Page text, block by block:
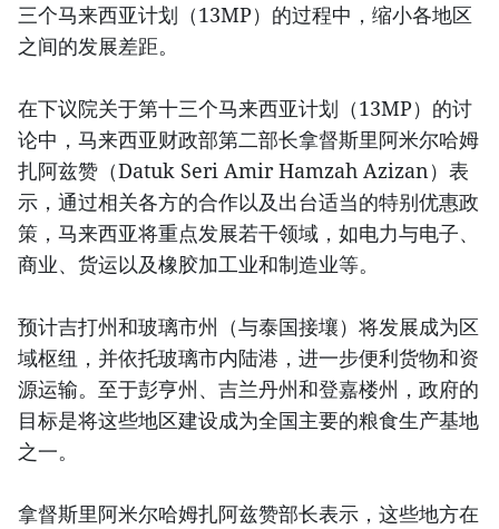
三个马来西亚计划（13MP）的过程中，缩小各地区
之间的发展差距。
在下议院关于第十三个马来西亚计划（13MP）的讨
论中，马来西亚财政部第二部长拿督斯里阿米尔哈姆
扎阿兹赞（Datuk Seri Amir Hamzah Azizan）表
示，通过相关各方的合作以及出台适当的特别优惠政
策，马来西亚将重点发展若干领域，如电力与电子、
商业、货运以及橡胶加工业和制造业等。
预计吉打州和玻璃市州（与泰国接壤）将发展成为区
域枢纽，并依托玻璃市内陆港，进一步便利货物和资
源运输。至于彭亨州、吉兰丹州和登嘉楼州，政府的
目标是将这些地区建设成为全国主要的粮食生产基地
之一。
拿督斯里阿米尔哈姆扎阿兹赞部长表示，这些地方在